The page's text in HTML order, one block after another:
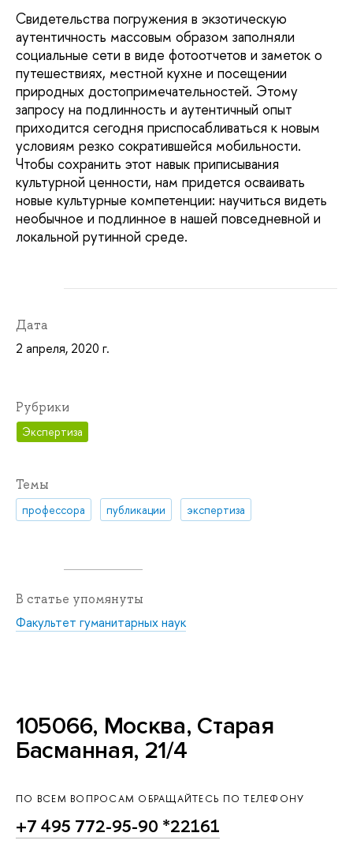
Свидетельства погружения в экзотическую
аутентичность массовым образом заполняли
социальные сети в виде фотоотчетов и заметок о
путешествиях, местной кухне и посещении
природных достопримечательностей. Этому
запросу на подлинность и аутентичный опыт
приходится сегодня приспосабливаться к новым
условиям резко сократившейся мобильности.
Чтобы сохранить этот навык приписывания
культурной ценности, нам придется осваивать
новые культурные компетенции: научиться видеть
необычное и подлинное в нашей повседневной и
локальной рутинной среде.
Дата
2 апреля, 2020 г.
Рубрики
Экспертиза
Темы
профессора публикации экспертиза
В статье упомянуты
Факультет гуманитарных наук
105066, Москва, Старая
Басманная, 21/4
ПО ВСЕМ ВОПРОСАМ ОБРАЩАЙТЕСЬ ПО ТЕЛЕФОНУ
+7 495 772-95-90 *22161